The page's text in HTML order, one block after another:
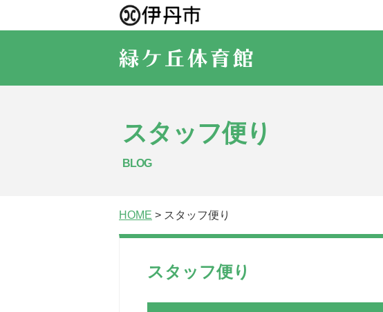
スタッフ便り
BLOG
HOME > スタッフ便り
スタッフ便り